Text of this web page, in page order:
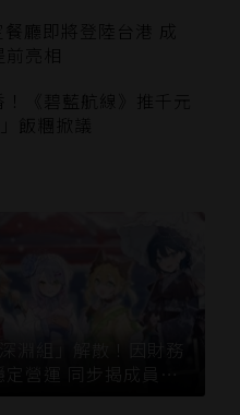
餐廳即將登陸台港 成
前亮相
《碧藍航線》推千元
」飯糰掀議
定營運 同步揭成員未